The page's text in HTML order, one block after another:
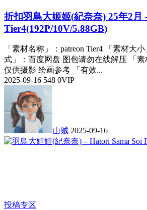
折扣羽鳥大姬姬(紀奈奈) 25年2月
Tier4(192P/10V/5.88GB)
「素材名称」：patreon Tier4 「素材大
式」：百度网盘 图包请勿在线解压 「
仅供摄影 绘画参考 「有效...
2025-09-16 548 0VIP
山贼 2025-09-16
投稿专区